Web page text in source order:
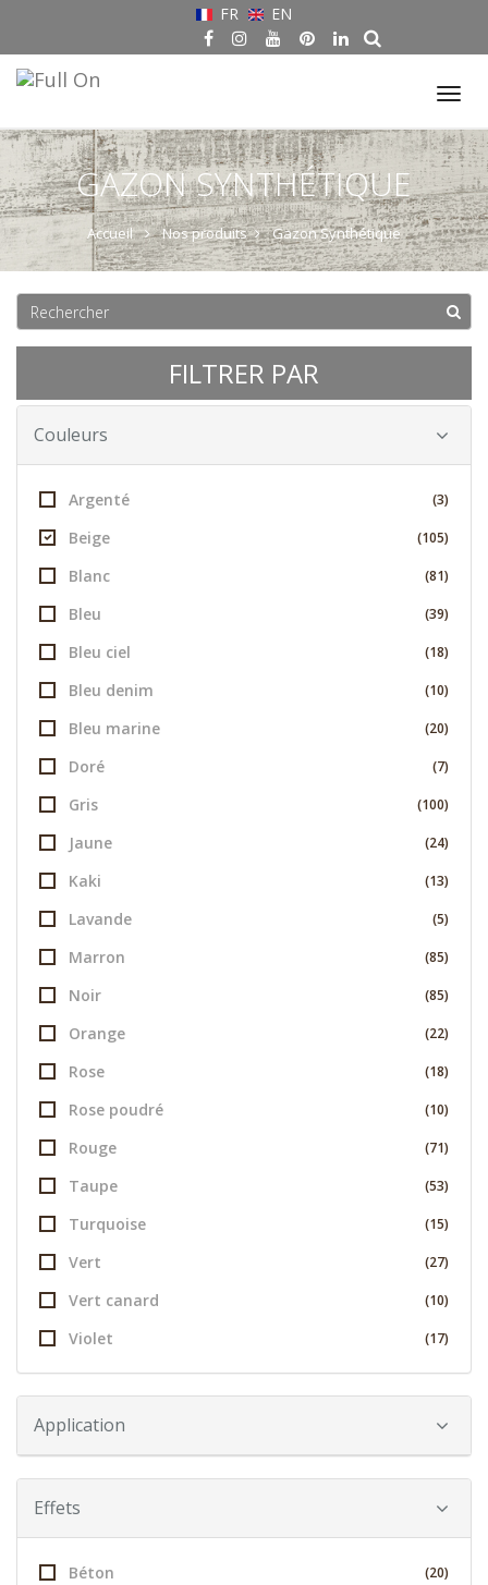
FR EN
GAZON SYNTHÉTIQUE
Accueil Nos produits Gazon Synthétique
FILTRER PAR
Couleurs
Argenté (3)
Beige (105)
Blanc (81)
Bleu (39)
Bleu ciel (18)
Bleu denim (10)
Bleu marine (20)
Doré (7)
Gris (100)
Jaune (24)
Kaki (13)
Lavande (5)
Marron (85)
Noir (85)
Orange (22)
Rose (18)
Rose poudré (10)
Rouge (71)
Taupe (53)
Turquoise (15)
Vert (27)
Vert canard (10)
Violet (17)
Application
Effets
Béton (20)